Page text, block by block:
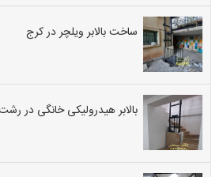
ساخت بالابر ویلچر در کرج
بالابر هیدرولیکی خانگی در